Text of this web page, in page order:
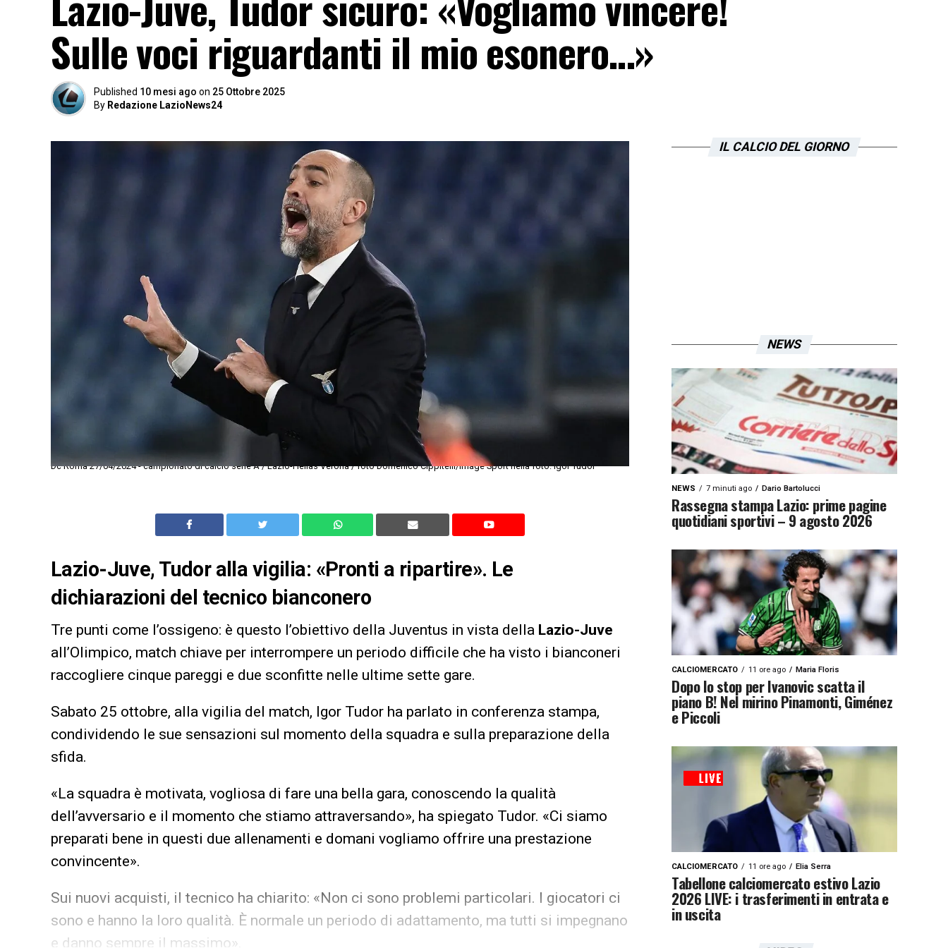
Sulle voci riguardanti il mio esonero…»
Published 10 mesi ago on 25 Ottobre 2025
By Redazione LazioNews24
Dc Roma 27/04/2024 - campionato di calcio serie A / Lazio-Hellas Verona / foto Domenico Cippitelli/Image Sport nella foto: Igor Tudor
Lazio-Juve, Tudor alla vigilia: «Pronti a ripartire». Le
dichiarazioni del tecnico bianconero
Tre punti come l’ossigeno: è questo l’obiettivo della Juventus in vista della Lazio-Juve
all’Olimpico, match chiave per interrompere un periodo difficile che ha visto i bianconeri
raccogliere cinque pareggi e due sconfitte nelle ultime sette gare.
Sabato 25 ottobre, alla vigilia del match, Igor Tudor ha parlato in conferenza stampa,
condividendo le sue sensazioni sul momento della squadra e sulla preparazione della
sfida.
«La squadra è motivata, vogliosa di fare una bella gara, conoscendo la qualità
dell’avversario e il momento che stiamo attraversando», ha spiegato Tudor. «Ci siamo
preparati bene in questi due allenamenti e domani vogliamo offrire una prestazione
convincente».
Sui nuovi acquisti, il tecnico ha chiarito: «Non ci sono problemi particolari. I giocatori ci
sono e hanno la loro qualità. È normale un periodo di adattamento, ma tutti si impegnano
e danno sempre il massimo».
IL CALCIO DEL GIORNO
NEWS
NEWS 7 minuti ago Dario Bartolucci
Rassegna stampa Lazio: prime pagine
quotidiani sportivi – 9 agosto 2026
CALCIOMERCATO 11 ore ago Maria Floris
Dopo lo stop per Ivanovic scatta il
piano B! Nel mirino Pinamonti, Giménez
e Piccoli
CALCIOMERCATO 11 ore ago Elia Serra
Tabellone calciomercato estivo Lazio
2026 LIVE: i trasferimenti in entrata e
in uscita